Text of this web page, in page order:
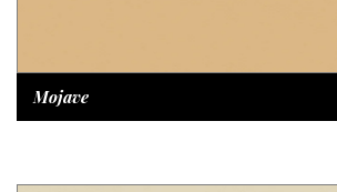
Mojave